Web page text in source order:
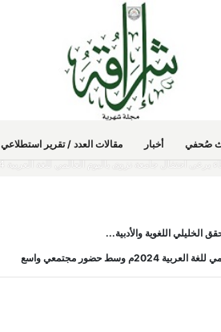
صُحفي أخبار مقالات العدد / تقرير استطلاعي
الخليلي اللغوية والأدبية...
حضور مجتمعي واسع